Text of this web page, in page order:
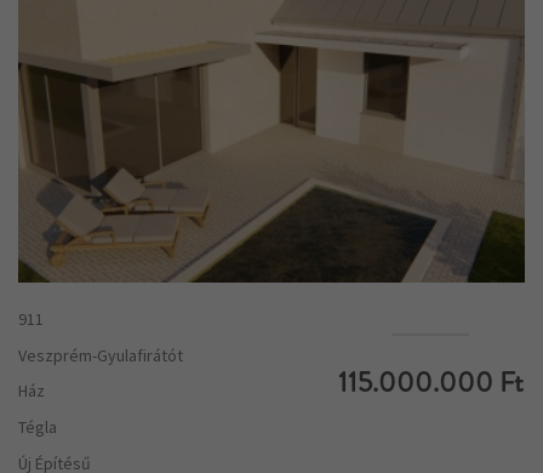
911
Veszprém-Gyulafirátót
Ház
Tégla
Új Építésű
115.000.000 Ft